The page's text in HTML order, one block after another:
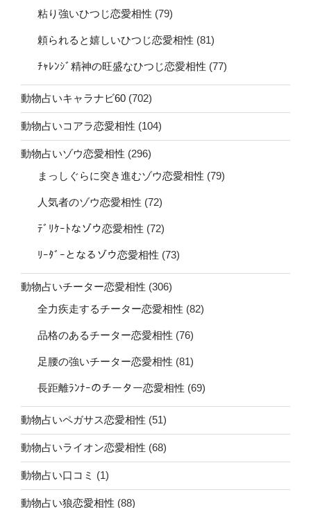
粘り強いひつじ恋愛相性 (79)
頼られると嬉しいひつじ恋愛相性 (81)
ﾁｬﾚﾝｼﾞ精神の旺盛なひつじ恋愛相性 (77)
動物占いキャラナビ60 (702)
動物占いコアラ恋愛相性 (104)
動物占いゾウ恋愛相性 (296)
まっしぐらに突き進むゾウ恋愛相性 (79)
人気者のゾウ恋愛相性 (72)
ﾃﾞﾘｹｰﾄなゾウ恋愛相性 (72)
ﾘｰﾀﾞｰとなるゾウ恋愛相性 (73)
動物占いチーター恋愛相性 (306)
全力疾走するチーター恋愛相性 (82)
品格のあるチーター恋愛相性 (76)
足腰の強いチーター恋愛相性 (81)
長距離ﾗﾝﾅｰのチーター恋愛相性 (69)
動物占いペガサス恋愛相性 (51)
動物占いライオン恋愛相性 (68)
動物占い口コミ (1)
動物占い狼恋愛相性 (88)